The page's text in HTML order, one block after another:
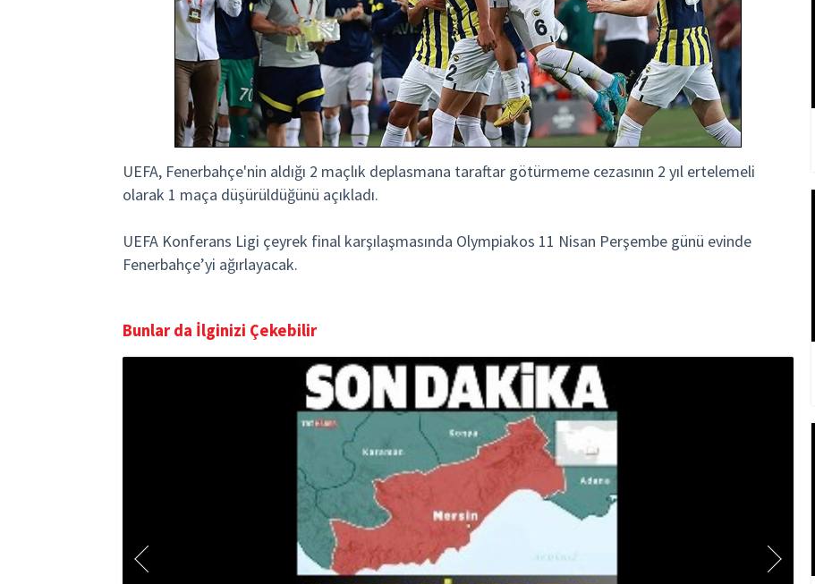
UEFA, Fenerbahçe'nin aldığı 2 maçlık deplasmana taraftar götürmeme cezasının 2 yıl ertelemeli
olarak 1 maça düşürüldüğünü açıkladı.
UEFA Konferans Ligi çeyrek final karşılaşmasında Olympiakos 11 Nisan Perşembe günü evinde
Fenerbahçe’yi ağırlayacak.
Bunlar da İlginizi Çekebilir